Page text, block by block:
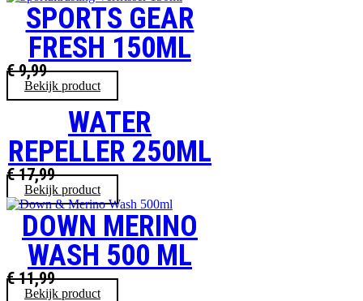
SPORTS GEAR
FRESH 150ML
€9,99
Bekijk product
WATER
REPELLER 250ML
€17,99
Bekijk product
DOWN MERINO
WASH 500 ML
€11,99
Bekijk product